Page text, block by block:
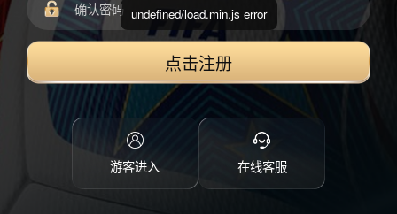
点击注册
游客进入 在线客服
undefined/load.min.js error